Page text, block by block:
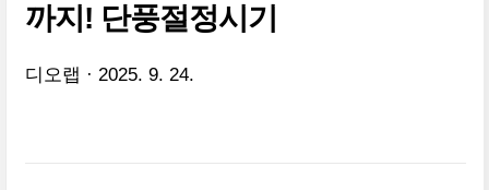
까지! 단풍절정시기
디오랩 2025. 9. 24.